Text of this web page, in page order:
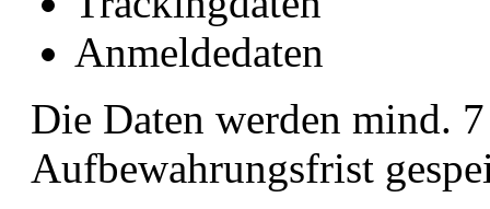
Anmeldedaten
Die Daten werden mind.
Aufbewahrungsfrist